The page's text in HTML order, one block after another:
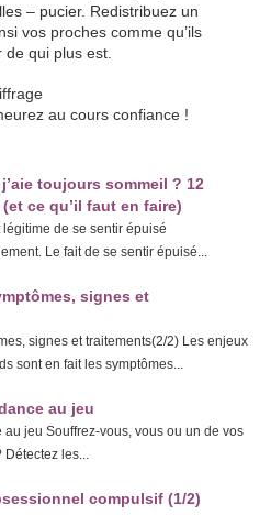
– pucier. Redistribuez un
vos proches comme qu’ils
qui plus est.
au cours confiance !
toujours sommeil ? 12
ce qu’il faut en faire)
de se sentir épuisé
Le fait de se sentir épuisé...
signes et
signes et traitements(2/2) Les enjeux
sont en fait les symptômes...
au jeu
jeu Souffrez-vous, vous ou un de vos
Détectez les...
compulsif (1/2)